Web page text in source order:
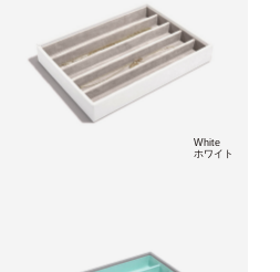
White
ホワイト